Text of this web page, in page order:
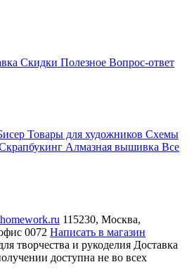
Скидки Полезное Вопрос-ответ
Товары для художников Схемы
Алмазная вышивка Все
115230, Москва,
0072 Написать в магазин
творчества и рукоделия Доставка
доступна не во всех